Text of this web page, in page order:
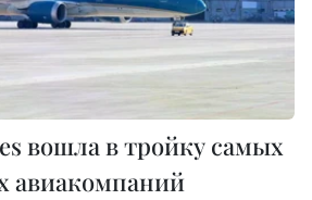
вошла в тройку самых
авиакомпаний